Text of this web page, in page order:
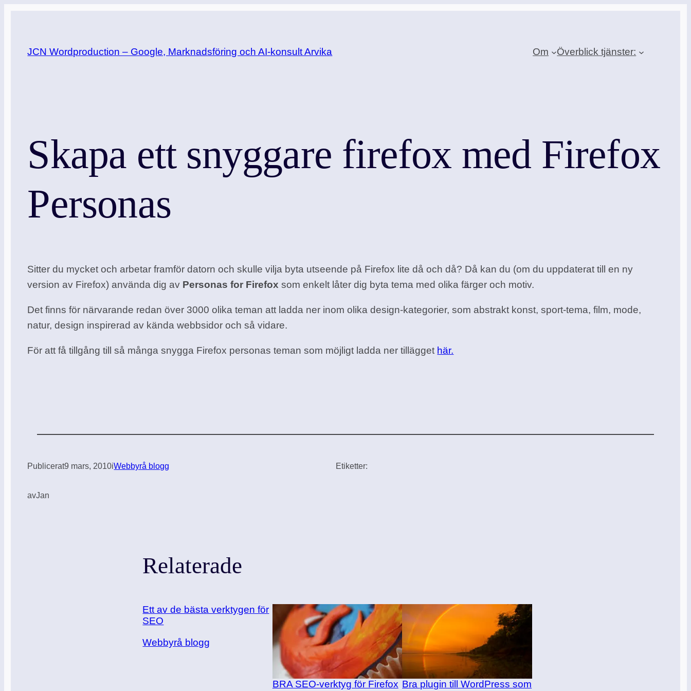
innehåll
JCN Wordproduction – Google, Marknadsföring och AI-konsult Arvika Om Överblick tjänster:
Skapa ett snyggare firefox med Firefox
Personas
Sitter du mycket och arbetar framför datorn och skulle vilja byta utseende på Firefox lite då och då? Då kan du (om du uppdaterat till en ny
version av Firefox) använda dig av Personas for Firefoxsom enkelt låter dig byta tema med olika färger och motiv.
Det finns för närvarande redan över 3000 olika teman att ladda ner inom olika design-kategorier, som abstrakt konst, sport-tema, film, mode,
natur, design inspirerad av kända webbsidor och så vidare.
För att få tillgång till så många snygga Firefox personas teman som möjligt ladda ner tillägget här.
Publicerat9 mars, 2010iWebbyrå blogg
avJan
Etiketter:
Relaterade
Ett av de bästa verktygen för
SEO
I relation till
Webbyrå blogg
BRA SEO-verktyg för Firefox Bra plugin till WordPress som